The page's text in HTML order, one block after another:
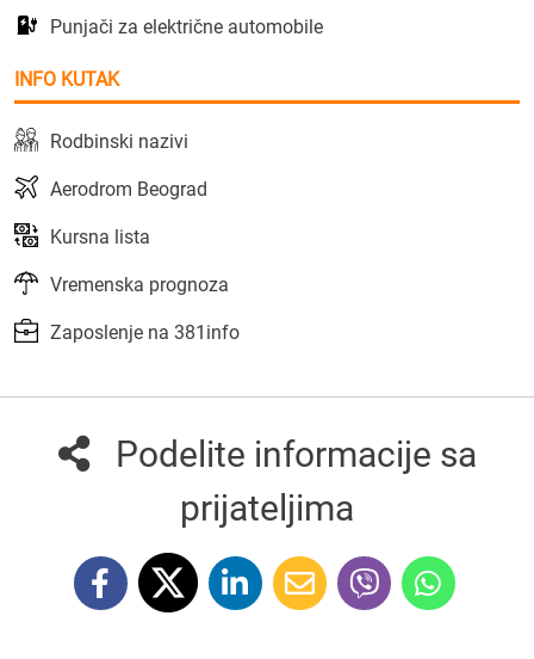
Punjači za električne automobile
INFO KUTAK
Rodbinski nazivi
Aerodrom Beograd
Kursna lista
Vremenska prognoza
Zaposlenje na 381info
Podelite informacije sa
prijateljima